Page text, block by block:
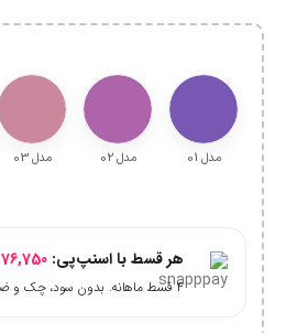
مدل 01 مدل 02 مدل 03
هر قسط با اسنپ‌پی: 76,750
۴ قسط ماهانه. بدون سود، چک و ضامن.